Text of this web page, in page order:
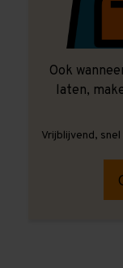
Ook
laten,
Vrijblijvend,